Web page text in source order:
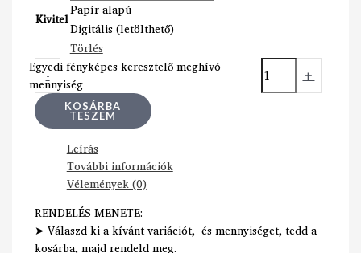
Kivitel
Papír alapú
Digitális (letölthető)
Törlés
-
Egyedi fényképes keresztelő meghívó
mennyiség
+
KOSÁRBA
TESZEM
Leírás
További információk
Vélemények (0)
RENDELÉS MENETE:
➤ Válaszd ki a kívánt variációt, és mennyiséget, tedd a
kosárba, majd rendeld meg.